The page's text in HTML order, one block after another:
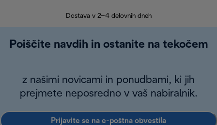
Dostava v 2–4 delovnih dneh
Poiščite navdih in ostanite na tekočem
z našimi novicami in ponudbami, ki jih
prejmete neposredno v vaš nabiralnik.
Prijavite se na e-poštna obvestila